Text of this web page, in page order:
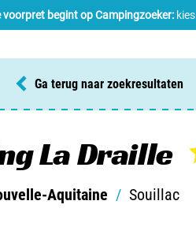
voorpret begint op Campingzoeker:
Ga terug naar zoekresultaten
La Draille
Aquitaine / Souillac